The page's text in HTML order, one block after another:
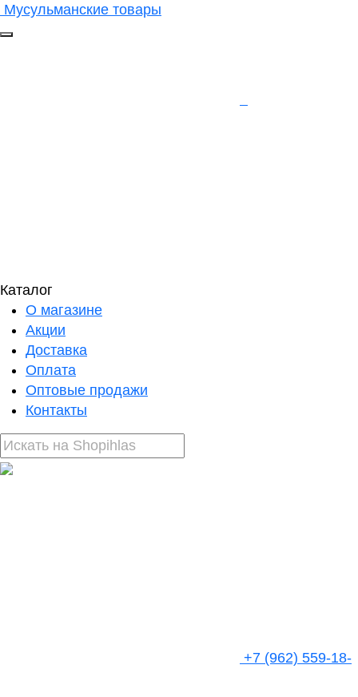
Мусульманские товары
Каталог
О магазине
Акции
Доставка
Оплата
Оптовые продажи
Контакты
+7 (962) 559-18-